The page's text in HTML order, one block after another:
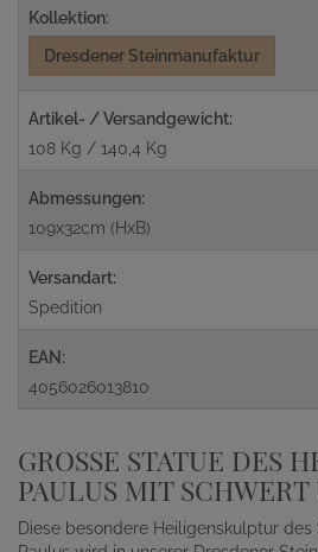
Kollektion:
Dresdener Steinmanufaktur
Artikel- / Versandgewicht:
108 Kg / 140,4 Kg
Abmessungen:
109x32cm (HxB)
Versandart:
Spedition
EAN:
4056026013810
GROSSE STATUE DES
AULUS MIT SCHWERT
Diese besondere Heiligenskulptur